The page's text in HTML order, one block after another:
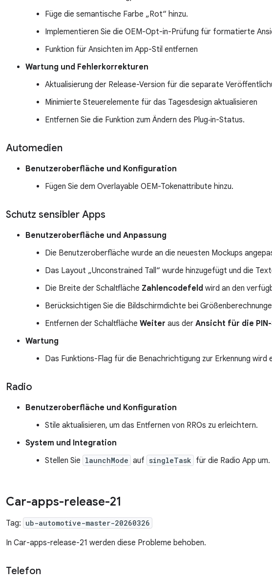
Füge die semantische Farbe „Rot“ hinzu.
Implementieren Sie die OEM-Opt-in-Prüfung für formatierte
Funktion für Ansichten im App-Stil entfernen
Wartung und Fehlerkorrekturen
Aktualisierung der Release-Version für die separate
Minimierte Steuerelemente für das Tagesdesign aktualisieren
Entfernen Sie die Funktion zum Ändern des Plug‑in-Status.
Automedien
Benutzeroberfläche und Konfiguration
Fügen Sie dem Overlayable OEM-Tokenattribute hinzu.
Schutz sensibler Apps
Benutzeroberfläche und Anpassung
Die Benutzeroberfläche wurde an die neuesten Mockups
Das Layout „Unconstrained Tall“ wurde hinzugefügt und die
Die Breite der Schaltfläche Zahlencodefeld wird an den
Berücksichtigen Sie die Bildschirmdichte bei
Entfernen der Schaltfläche Weiter aus der Ansicht für die
Wartung
Das Funktions-Flag für die Benachrichtigung zur Erkennung wird
Radio
Benutzeroberfläche und Konfiguration
Stile aktualisieren, um das Entfernen von RROs zu erleichtern.
System und Integration
Stellen Sie launchMode auf singleTask für die Radio App um.
Car-apps-release-21
Tag: ub-automotive-master-20260326
In Car-apps-release-21 werden diese Probleme behoben.
Telefon